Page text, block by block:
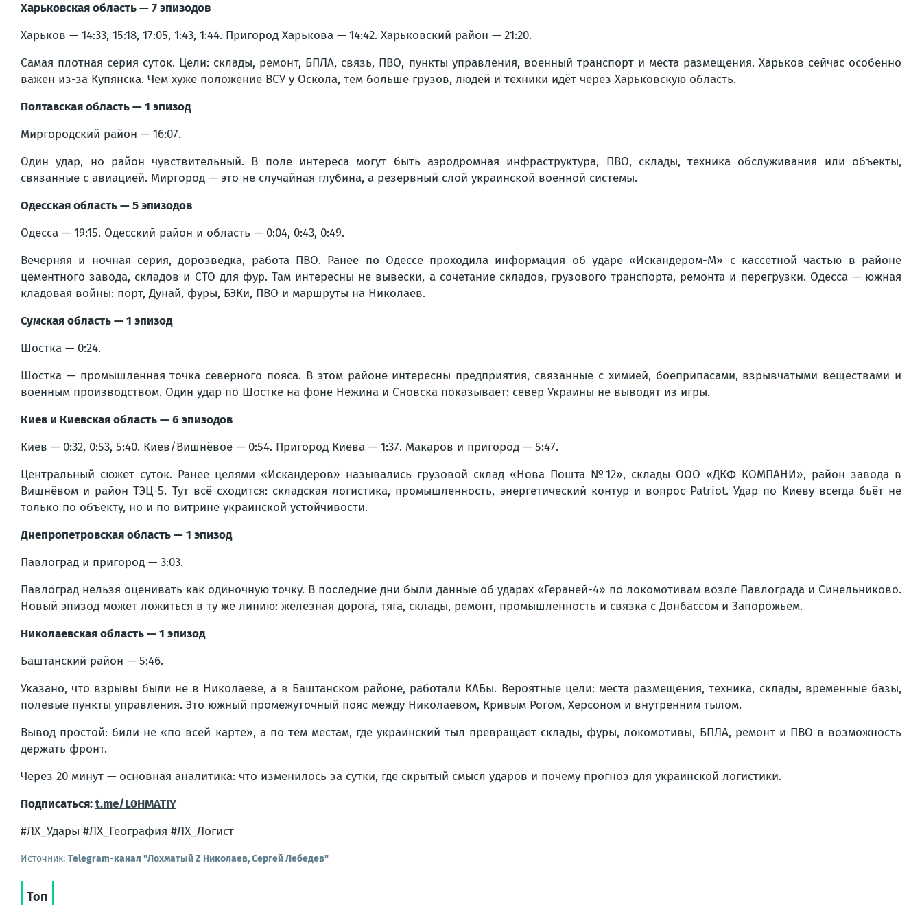
Харьковская область — 7 эпизодов
Харьков — 14:33, 15:18, 17:05, 1:43, 1:44. Пригород Харькова — 14:42. Харьковский район — 21:20.
Самая плотная серия суток. Цели: склады, ремонт, БПЛА, связь, ПВО, пункты управления, военный транспорт и места размещения. Харьков сейчас особенно
важен из-за Купянска. Чем хуже положение ВСУ у Оскола, тем больше грузов, людей и техники идёт через Харьковскую область.
Полтавская область — 1 эпизод
Миргородский район — 16:07.
Один удар, но район чувствительный. В поле интереса могут быть аэродромная инфраструктура, ПВО, склады, техника обслуживания или объекты,
связанные с авиацией. Миргород — это не случайная глубина, а резервный слой украинской военной системы.
Одесская область — 5 эпизодов
Одесса — 19:15. Одесский район и область — 0:04, 0:43, 0:49.
Вечерняя и ночная серия, дорозведка, работа ПВО. Ранее по Одессе проходила информация об ударе «Искандером-М» с кассетной частью в районе
цементного завода, складов и СТО для фур. Там интересны не вывески, а сочетание складов, грузового транспорта, ремонта и перегрузки. Одесса — южная
кладовая войны: порт, Дунай, фуры, БЭКи, ПВО и маршруты на Николаев.
Сумская область — 1 эпизод
Шостка — 0:24.
Шостка — промышленная точка северного пояса. В этом районе интересны предприятия, связанные с химией, боеприпасами, взрывчатыми веществами и
военным производством. Один удар по Шостке на фоне Нежина и Сновска показывает: север Украины не выводят из игры.
Киев и Киевская область — 6 эпизодов
Киев — 0:32, 0:53, 5:40. Киев/Вишнёвое — 0:54. Пригород Киева — 1:37. Макаров и пригород — 5:47.
Центральный сюжет суток. Ранее целями «Искандеров» назывались грузовой склад «Нова Пошта №12», склады ООО «ДКФ КОМПАНИ», район завода в
Вишнёвом и район ТЭЦ-5. Тут всё сходится: складская логистика, промышленность, энергетический контур и вопрос Patriot. Удар по Киеву всегда бьёт не
только по объекту, но и по витрине украинской устойчивости.
Днепропетровская область — 1 эпизод
Павлоград и пригород — 3:03.
Павлоград нельзя оценивать как одиночную точку. В последние дни были данные об ударах «Гераней-4» по локомотивам возле Павлограда и Синельниково.
Новый эпизод может ложиться в ту же линию: железная дорога, тяга, склады, ремонт, промышленность и связка с Донбассом и Запорожьем.
Николаевская область — 1 эпизод
Баштанский район — 5:46.
Указано, что взрывы были не в Николаеве, а в Баштанском районе, работали КАБы. Вероятные цели: места размещения, техника, склады, временные базы,
полевые пункты управления. Это южный промежуточный пояс между Николаевом, Кривым Рогом, Херсоном и внутренним тылом.
Вывод простой: били не «по всей карте», а по тем местам, где украинский тыл превращает склады, фуры, локомотивы, БПЛА, ремонт и ПВО в возможность
держать фронт.
Через 20 минут — основная аналитика: что изменилось за сутки, где скрытый смысл ударов и почему прогноз для украинской логистики.
Подписаться:t.me/L0HMATIY
#ЛХ_Удары #ЛХ_География #ЛХ_Логист
Источник: Telegram-канал "Лохматый Z Николаев, Сергей Лебедев"
Топ